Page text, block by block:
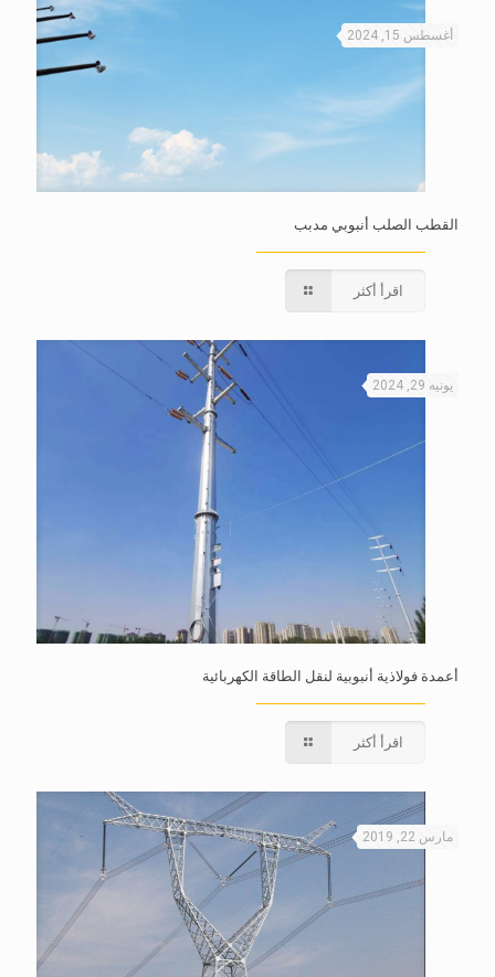
أغسطس 15, 2024
القطب الصلب أنبوبي مدبب
اقرأ أكثر
يونيه 29, 2024
أعمدة فولاذية أنبوبية لنقل الطاقة الكهربائية
اقرأ أكثر
مارس 22, 2019